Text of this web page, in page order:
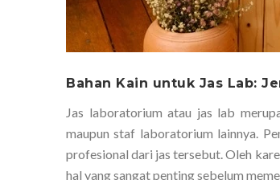
Bahan Kain untuk Jas Lab:
Jas laboratorium atau jas lab
maupun staf laboratorium lainnya.
profesional dari jas tersebut. Oleh
hal yang sangat penting sebelum